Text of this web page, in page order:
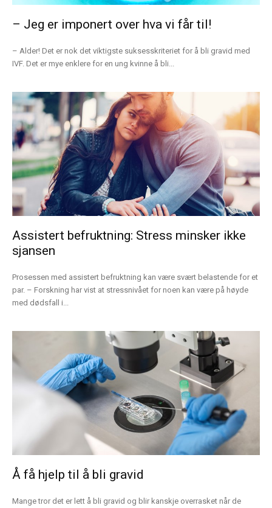
– Jeg er imponert over hva vi får til!
– Alder! Det er nok det viktigste suksesskriteriet for å bli gravid med
IVF. Det er mye enklere for en ung kvinne å bli...
Assistert befruktning: Stress minsker ikke
sjansen
Prosessen med assistert befruktning kan være svært belastende for et
par. – Forskning har vist at stressnivået for noen kan være på høyde
med dødsfall i...
Å få hjelp til å bli gravid
Mange tror det er lett å bli gravid og blir kanskje overrasket når de